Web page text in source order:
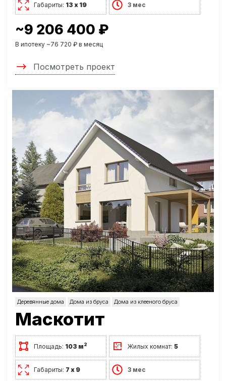
Габариты: 13 х 19 3 мес
~9 206 400 ₽
В ипотеку ~76 720 ₽ в месяц
Посмотреть проект
Деревянные дома Дома из бруса Дома из клееного бруса
Маскотит
Площадь: 103 м2 Жилых комнат:5
Габариты: 7 х 9 3 мес